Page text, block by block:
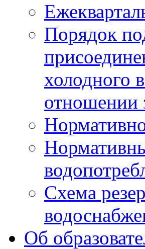
Порядок
холодного
отношении
Схема
Об